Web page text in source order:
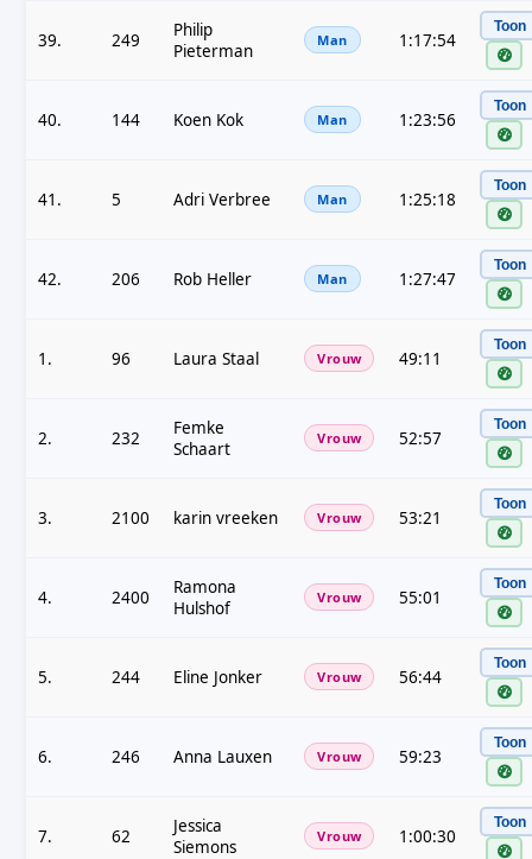
39. 249
Philip
Pieterman
Man 1:17:54
Toon
40. 144 Koen Kok Man 1:23:56
Toon
41. 5 Adri Verbree Man 1:25:18
Toon
42. 206 Rob Heller Man 1:27:47
Toon
1. 96 Laura Staal Vrouw 49:11
Toon
2. 232
Femke
Schaart
Vrouw 52:57
Toon
3. 2100 karin vreeken Vrouw 53:21
Toon
4. 2400
Ramona
Hulshof
Vrouw 55:01
Toon
5. 244 Eline Jonker Vrouw 56:44
Toon
6. 246 Anna Lauxen Vrouw 59:23
Toon
7. 62
Jessica
Siemons
Vrouw 1:00:30
Toon